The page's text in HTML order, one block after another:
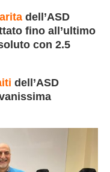
dell’ASD
fino all’ultimo
con 2.5
dell’ASD